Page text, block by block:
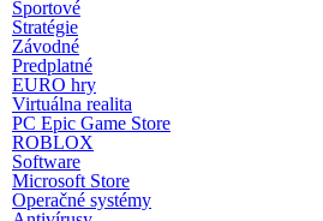
Športové
Stratégie
Závodné
Predplatné
EURO hry
Virtuálna realita
PC Epic Game Store
ROBLOX
Software
Microsoft Store
Operačné systémy